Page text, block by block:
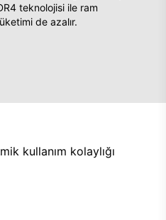
teknolojisi ile ram
de azalır.
kullanım kolaylığı